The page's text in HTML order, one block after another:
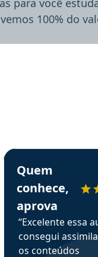
100% do
em depoimento
Estudante Sergio
Quem
conhece,
aprova
“Excelente essa
consegui
os conteúdos